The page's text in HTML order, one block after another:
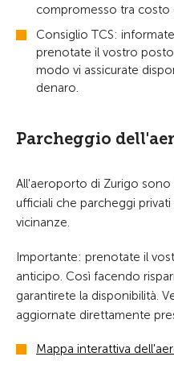
compromesso tra costo
Consiglio TCS:
prenotate il vostro
modo vi assicurate
denaro.
Parcheggio
All'aeroporto di Zurigo sono
ufficiali che parcheggi
vicinanze.
Importante: prenotate il
anticipo. Così facendo
garantirete la disponibilità.
aggiornate direttamente
Mappa interattiva